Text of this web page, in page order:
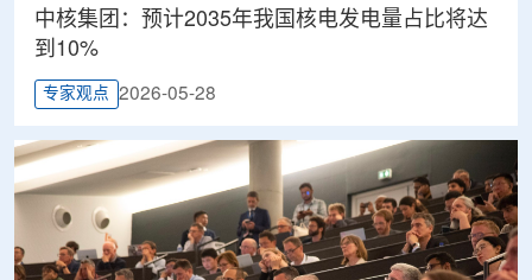
中核集团：预计2035年我国核电发电量占比将达
到10%
专家观点 2026-05-28